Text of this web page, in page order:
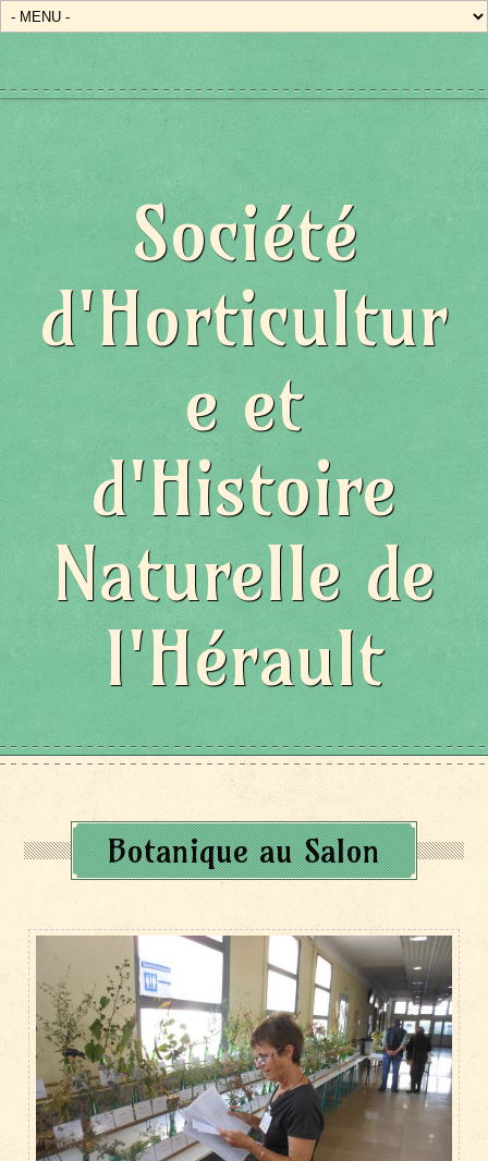
Société
d'Horticultur
e et
d'Histoire
Naturelle de
l'Hérault
Botanique au Salon